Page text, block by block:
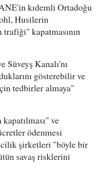
kıdemli Ortadoğu
Husilerin
kapatmasının
Süveyş Kanalı'nı
gösterebilir ve
tedbirler almaya"
ve
ödenmesi
şirketleri "böyle bir
savaş risklerini